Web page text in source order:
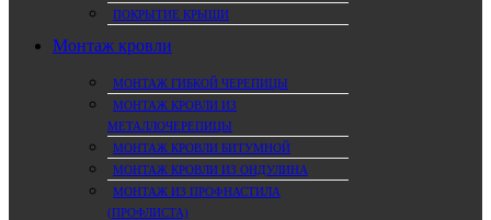
ПОКРЫТИЕ КРЫШИ
Монтаж кровли
МОНТАЖ ГИБКОЙ ЧЕРЕПИЦЫ
МОНТАЖ КРОВЛИ ИЗ
МЕТАЛЛОЧЕРЕПИЦЫ
МОНТАЖ КРОВЛИ БИТУМНОЙ
МОНТАЖ КРОВЛИ ИЗ ОНДУЛИНА
МОНТАЖ ИЗ ПРОФНАСТИЛА
(ПРОФЛИСТА)